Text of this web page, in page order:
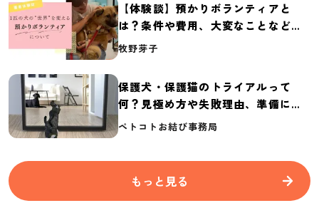
【体験談】預かりボランティアと
は？条件や費用、大変なことなど紹
介
牧野芽子
保護犬・保護猫のトライアルって
何？見極め方や失敗理由、準備に必
要なものを紹介
ペトコトお結び事務局
もっと見る